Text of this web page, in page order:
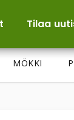
Tilaa
MÖKKI